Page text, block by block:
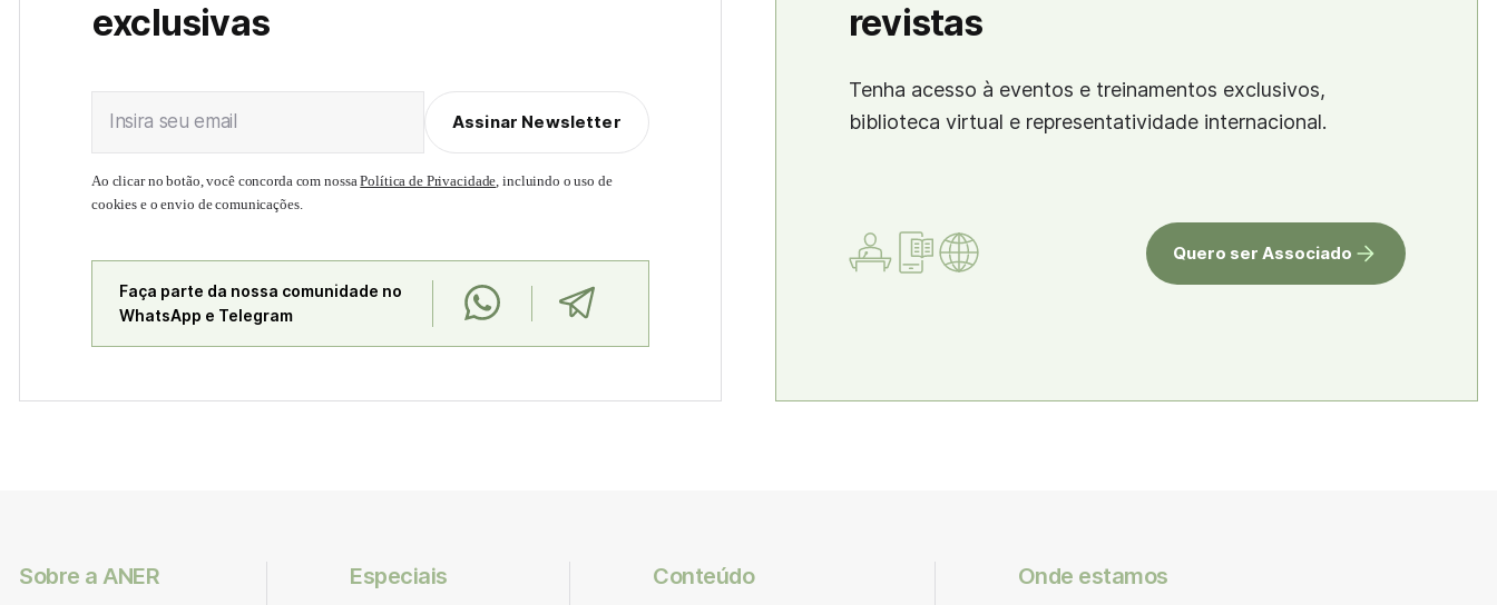
exclusivas
Insira seu email Assinar Newsletter
Ao clicar no botão, você concorda com nossaPolítica de Privacidade, incluindo o uso de
cookies e o envio de comunicações.
Faça parte da nossa comunidade no
WhatsApp e Telegram
revistas
Tenha acesso à eventos e treinamentos exclusivos,
biblioteca virtual e representatividade internacional.
Quero ser Associado
Sobre a ANER Especiais Conteúdo Onde estamos